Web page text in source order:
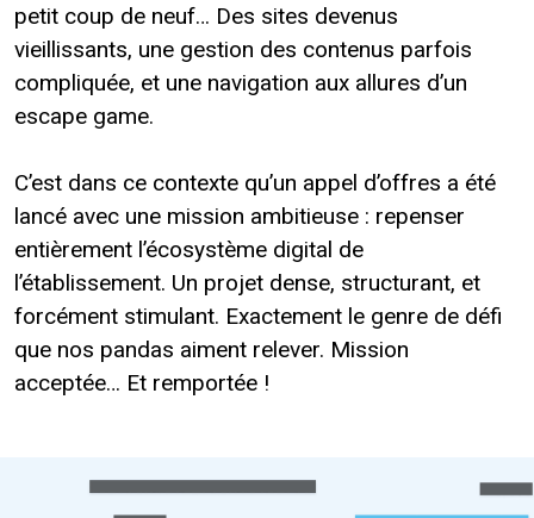
petit coup de neuf… Des sites devenus
vieillissants, une gestion des contenus parfois
compliquée, et une navigation aux allures d’un
escape game.
C’est dans ce contexte qu’un appel d’offres a été
lancé avec une mission ambitieuse : repenser
entièrement l’écosystème digital de
l’établissement. Un projet dense, structurant, et
forcément stimulant. Exactement le genre de défi
que nos pandas aiment relever. Mission
acceptée… Et remportée !